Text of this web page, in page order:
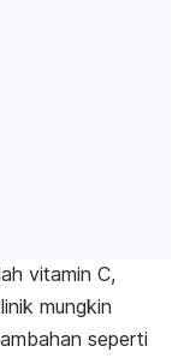
vitamin C,
mungkin
seperti